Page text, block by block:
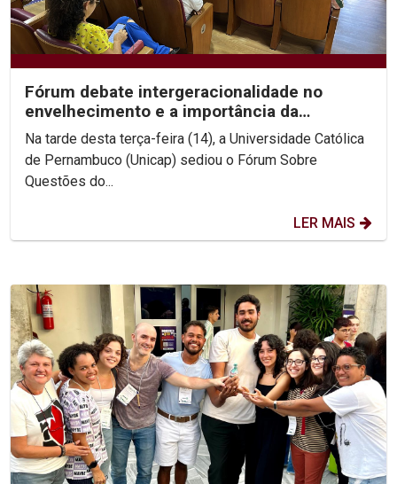
Fórum debate intergeracionalidade no
envelhecimento e a importância da
convivência entre gerações
Na tarde desta terça-feira (14), a Universidade Católica
de Pernambuco (Unicap) sediou o Fórum Sobre
Questões do...
LER MAIS